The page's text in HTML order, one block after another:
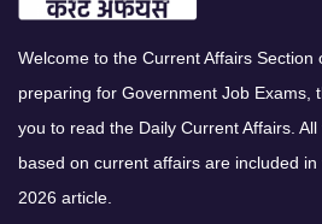
Welcome to the Current Affairs Section
preparing for Government Job Exams,
you to read the Daily Current Affairs.
based on current affairs are included
2026 article.